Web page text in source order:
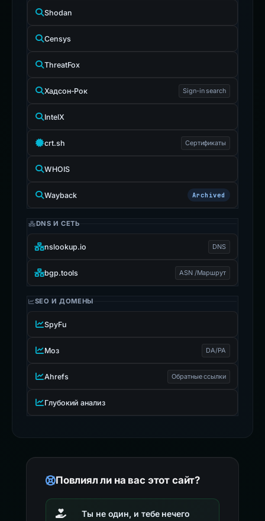
Shodan
Censys
ThreatFox
Хадсон-Рок Sign-in search
IntelX
crt.sh Сертификаты
WHOIS
Wayback Archived
DNS И СЕТЬ
nslookup.io DNS
bgp.tools ASN /Маршрут
SEO И ДОМЕНЫ
SpyFu
Моз DA/PA
Ahrefs Обратные ссылки
Глубокий анализ
Повлиял ли на вас этот сайт?
Ты не один, и тебе нечего